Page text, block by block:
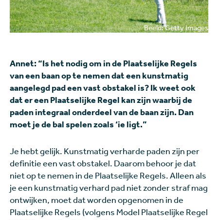
Beeld: Getty Images
Annet: “Is het nodig om in de Plaatselijke Regels
van een baan op te nemen dat een kunstmatig
aangelegd pad een vast obstakel is? Ik weet ook
dat er een Plaatselijke Regel kan zijn waarbij de
paden integraal onderdeel van de baan zijn. Dan
moet je de bal spelen zoals ‘ie ligt.”
Je hebt gelijk. Kunstmatig verharde paden zijn per
definitie een vast obstakel. Daarom behoor je dat
niet op te nemen in de Plaatselijke Regels. Alleen als
je een kunstmatig verhard pad niet zonder straf mag
ontwijken, moet dat worden opgenomen in de
Plaatselijke Regels (volgens Model Plaatselijke Regel